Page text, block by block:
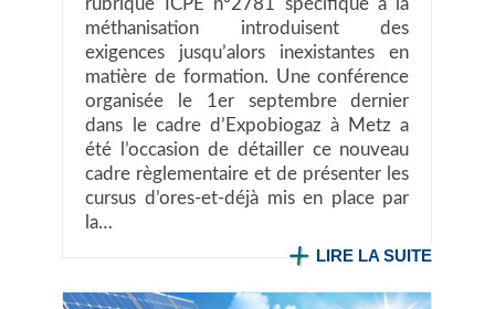
rubrique ICPE n°2781 spécifique à la
méthanisation introduisent des
exigences jusqu’alors inexistantes en
matière de formation. Une conférence
organisée le 1er septembre dernier
dans le cadre d’Expobiogaz à Metz a
été l’occasion de détailler ce nouveau
cadre règlementaire et de présenter les
cursus d’ores-et-déjà mis en place par
la…
LIRE LA SUITE